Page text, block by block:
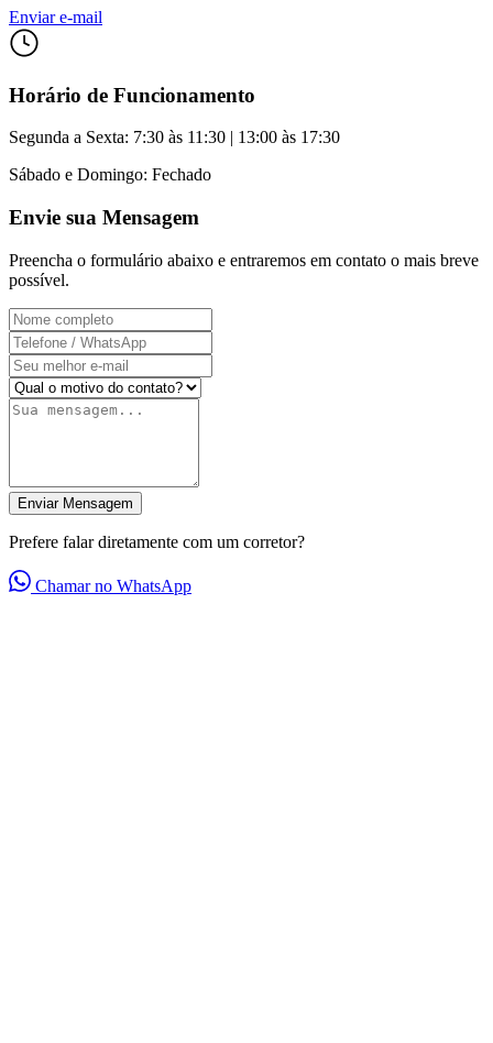
Enviar e-mail
Horário de Funcionamento
Segunda a Sexta: 7:30 às 11:30 | 13:00 às 17:30
Sábado e Domingo: Fechado
Envie sua Mensagem
Preencha o formulário abaixo e entraremos em contato o mais breve
possível.
Enviar Mensagem
Prefere falar diretamente com um corretor?
Chamar no WhatsApp